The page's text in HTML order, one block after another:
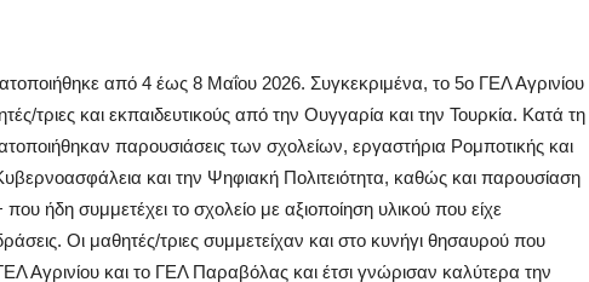
από 4 έως 8 Μαΐου 2026. Συγκεκριμένα, το 5ο ΓΕΛ Αγρινίου
τριες και εκπαιδευτικούς από την Ουγγαρία και την Τουρκία. Κατά τη
παρουσιάσεις των σχολείων, εργαστήρια Ρομποτικής και
και την Ψηφιακή Πολιτειότητα, καθώς και παρουσίαση
ήδη συμμετέχει το σχολείο με αξιοποίηση υλικού που είχε
Οι μαθητές/τριες συμμετείχαν και στο κυνήγι θησαυρού που
Αγρινίου και το ΓΕΛ Παραβόλας και έτσι γνώρισαν καλύτερα την